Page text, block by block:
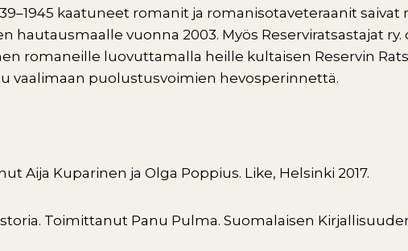
kaatuneet romanit ja romanisotaveteraanit
hautausmaalle vuonna 2003. Myös Reserviratsastajat
romaneille luovuttamalla heille kultaisen Reservin
vaalimaan puolustusvoimien hevosperinnettä.
Aija Kuparinen ja Olga Poppius. Like, Helsinki 2017.
Toimittanut Panu Pulma. Suomalaisen